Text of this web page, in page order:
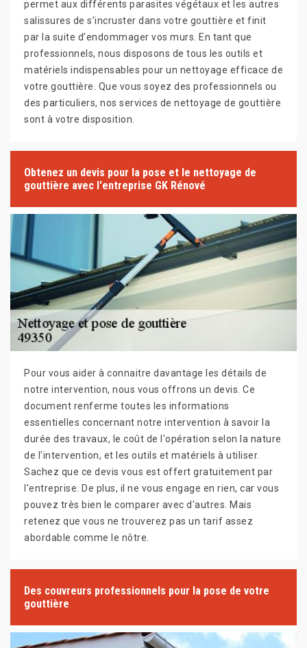
permet aux différents parasites végétaux et les autres
salissures de s’incruster dans votre gouttière et finit
par la suite d’endommager vos murs. En tant que
professionnels, nous disposons de tous les outils et
matériels indispensables pour un nettoyage efficace de
votre gouttière. Que vous soyez des professionnels ou
des particuliers, nos services de nettoyage de gouttière
sont à votre disposition.
Obtenez un devis pour la pose et le nettoyage de
gouttière avec l'entreprise GK Rénové
Pour vous aider à connaitre davantage les détails de
notre intervention, nous vous offrons un devis. Ce
document renferme toutes les informations
essentielles concernant notre intervention à savoir la
durée des travaux, le coût de l'opération selon la nature
de l'intervention, et les outils et matériels à utiliser.
Sachez que ce devis vous est offert gratuitement par
l'entreprise. De plus, il ne vous engage en rien, car vous
pouvez très bien le comparer avec d'autres. Mais
retenez que vous ne trouverez pas un tarif assez
abordable comme le nôtre.
Des couvreurs professionnels pour la pose de votre
gouttière